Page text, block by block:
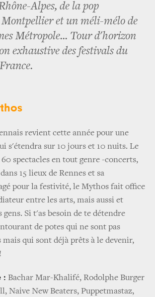
Alpes, de la pop
et un méli-mélo de
Métropole... Tour d'horizon
exhaustive des festivals du
revient cette année pour une
s'étendra sur 10 jours et 10 nuits. Le
spectacles en tout genre -concerts,
15 lieux de Rennes et sa
pour la festivité, le Mythos fait office
entre les arts, mais aussi et
Si t'as besoin de te détendre
de potes qui ne sont pas
mais qui sont déjà prêts à le devenir,
: Bachar Mar-Khalifé, Rodolphe Burger
Naive New Beaters, Puppetmastaz,